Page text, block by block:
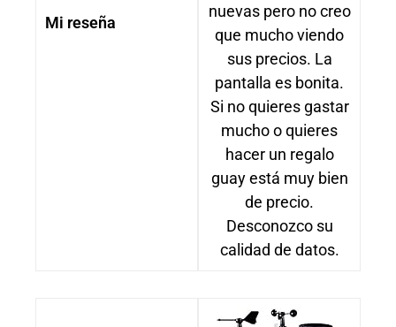
Mi reseña
nuevas pero no creo
que mucho viendo
sus precios. La
pantalla es bonita.
Si no quieres gastar
mucho o quieres
hacer un regalo
guay está muy bien
de precio.
Desconozco su
calidad de datos.